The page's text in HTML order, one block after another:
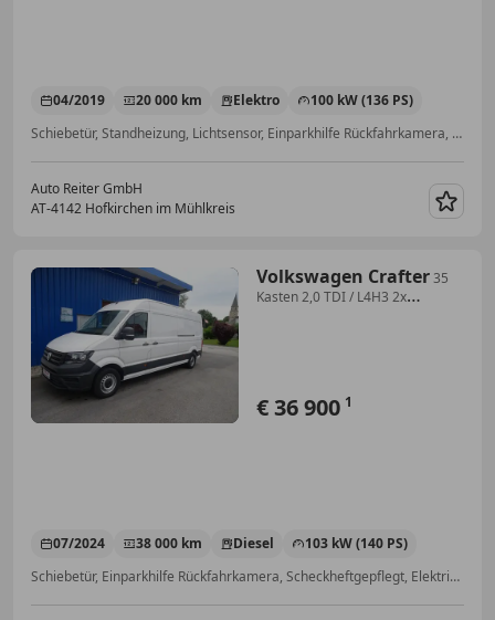
04/2019 20 000 km Elektro
100 kW (136 PS)
Schiebetür, Standheizung, Lichtsensor, Einparkhilfe Rückfahrkamera, Scheckheftgepflegt, Sitzheizung, LED-Scheinwerfer, Navigationssystem
Auto Reiter GmbH
AT-4142 Hofkirchen im Mühlkreis
Volkswagen Crafter35
Kasten 2,0 TDI / L4H3 2x
€ 36 900 1
07/2024 38 000 km Diesel
103 kW (140 PS)
Schiebetür, Einparkhilfe Rückfahrkamera, Scheckheftgepflegt, Elektrische Fensterheber, Freisprecheinrichtung, Bluetooth, Reifendruckkontrollsystem, Tagfahrlicht